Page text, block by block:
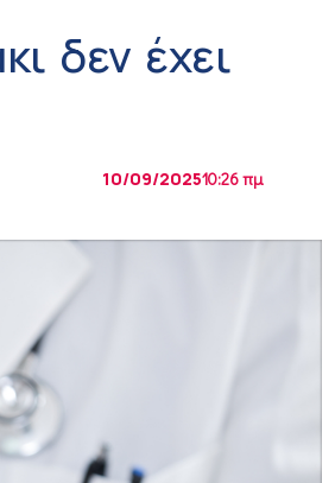
δεν έχει
10/09/202510:26 πμ